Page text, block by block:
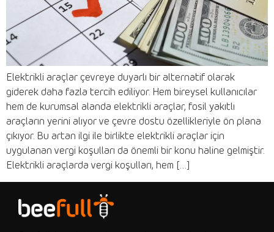
Elektrikli araçlar çevreye duyarlı bir alternatif olarak
giderek daha fazla tercih ediliyor. Hem bireysel kullanıcılar
hem de kurumsal alanda elektrikli araçlar, fosil yakıtlı
araçların yerini alıyor ve çevre dostu özellikleriyle ön plana
çıkıyor. Bu artan ilgi ile birlikte elektrikli araçlar için
uygulanan vergi koşulları da önemli bir konu haline gelmiştir.
Elektrikli araçlarda vergi koşulları, hem […]